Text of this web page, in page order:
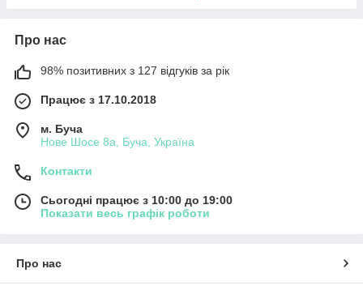
Про нас
98% позитивних з 127 відгуків за рік
Працює з 17.10.2018
м. Буча
Нове Шосе 8а, Буча, Україна
Контакти
Сьогодні працює з 10:00 до 19:00
Показати весь графік роботи
Про нас